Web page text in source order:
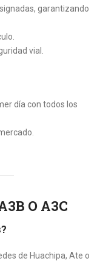
garantizando
vial.
día con todos los
O A3C
de Huachipa, Ate o